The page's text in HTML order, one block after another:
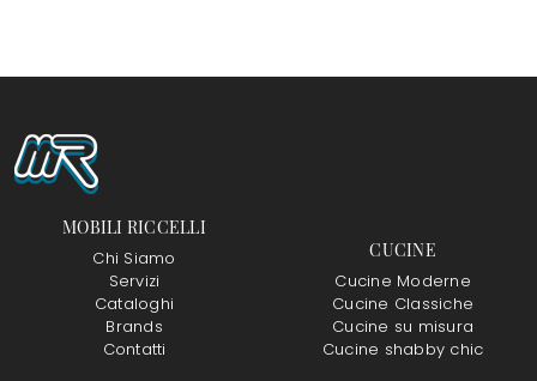
MOBILI RICCELLI
Chi Siamo
Servizi
Cataloghi
Brands
Contatti
CUCINE
Cucine Moderne
Cucine Classiche
Cucine su misura
Cucine shabby chic